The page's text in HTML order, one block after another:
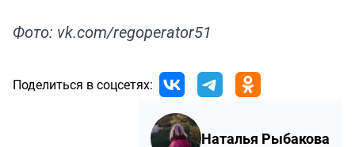
Фото: vk.com/regoperator51
Поделиться в соцсетях:
Наталья Рыбакова